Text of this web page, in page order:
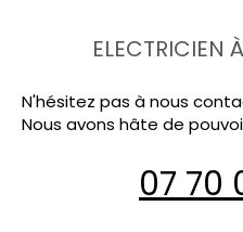
ELECTRICIEN
N'hésitez pas à nous
Nous avons hâte de
07 70